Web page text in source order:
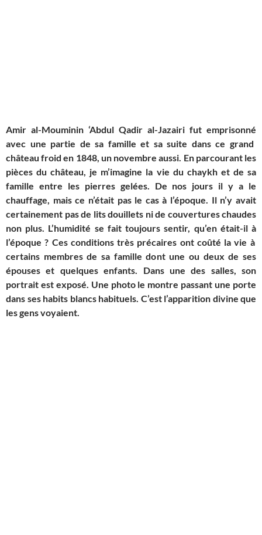
Amir al-Mouminin ‘Abdul Qadir al-Jazairi fut emprisonné
avec une partie de sa famille et sa suite dans ce grand
château froid en 1848, un novembre aussi. En parcourant les
pièces du château, je m’imagine la vie du chaykh et de sa
famille entre les pierres gelées. De nos jours il y a le
chauffage, mais ce n’était pas le cas à l’époque. Il n’y avait
certainement pas de lits douillets ni de couvertures chaudes
non plus. L’humidité se fait toujours sentir, qu’en était-il à
l’époque ? Ces conditions très précaires ont coûté la vie à
certains membres de sa famille dont une ou deux de ses
épouses et quelques enfants. Dans une des salles, son
portrait est exposé. Une photo le montre passant une porte
dans ses habits blancs habituels. C’est l’apparition divine que
les gens voyaient.